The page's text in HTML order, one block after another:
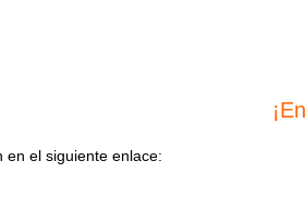
en el siguiente enlace: